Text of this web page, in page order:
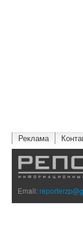
Реклама
Email: